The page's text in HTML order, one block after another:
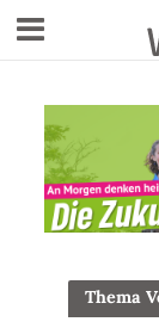
Thema